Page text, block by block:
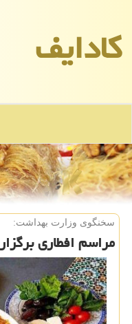
كادایف
سخنگوی وزارت بهداشت:
مراسم افطاری